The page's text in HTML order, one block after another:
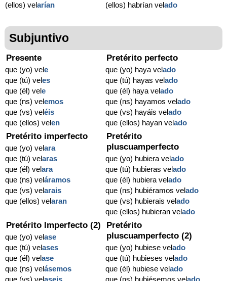
(ellos) velarían
(ellos) habrían velado
Subjuntivo
Presente
que (yo) vele
que (tú) veles
que (él) vele
que (ns) velemos
que (vs) veléis
que (ellos) velen
Pretérito perfecto
que (yo) haya velado
que (tú) hayas velado
que (él) haya velado
que (ns) hayamos velado
que (vs) hayáis velado
que (ellos) hayan velado
Pretérito imperfecto
que (yo) velara
que (tú) velaras
que (él) velara
que (ns) veláramos
que (vs) velarais
que (ellos) velaran
Pretérito
pluscuamperfecto
que (yo) hubiera velado
que (tú) hubieras velado
que (él) hubiera velado
que (ns) hubiéramos velado
que (vs) hubierais velado
que (ellos) hubieran velado
Pretérito Imperfecto (2)
que (yo) velase
que (tú) velases
que (él) velase
que (ns) velásemos
Pretérito
pluscuamperfecto (2)
que (yo) hubiese velado
que (tú) hubieses velado
que (él) hubiese velado